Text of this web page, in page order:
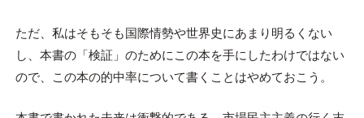
ただ、私はそもそも国際情勢や世界史にあまり明るくない
し、本書の「検証」のためにこの本を手にしたわけではない
ので、この本の的中率について書くことはやめておこう。